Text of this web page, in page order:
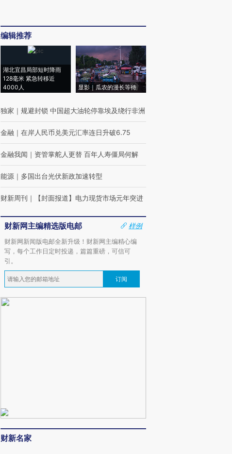
编辑推荐
湖北宜昌局部短时降雨
128毫米 紧急转移近
4000人
显影｜瓜农的漫长等待
独家 ｜ 规避封锁 中国超大油轮停靠埃及绕行非洲
金融 ｜ 在岸人民币兑美元汇率连日升破6.75
金融我闻 ｜ 资管掌舵人更替 百年人寿僵局何解
能源 ｜ 多国出台光伏新政加速转型
财新周刊 ｜ 【封面报道】电力现货市场元年突进
财新网主编精选版电邮
样例
财新网新闻版电邮全新升级！财新网主编精心编
写，每个工作日定时投递，篇篇重磅，可信可
引。
订阅
财新名家